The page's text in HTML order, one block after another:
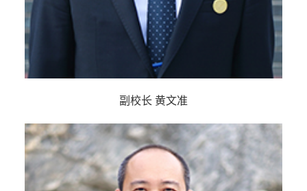
副校长 黄文准